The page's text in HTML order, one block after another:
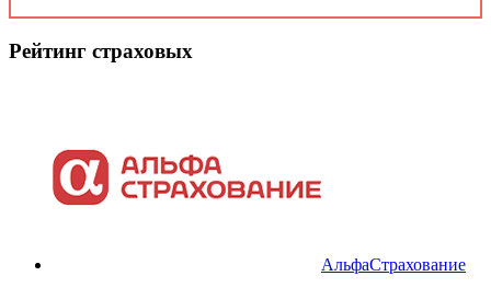
Рейтинг страховых
АльфаСтрахование